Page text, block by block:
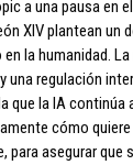
a una pausa en
XIV plantean un
la humanidad.
una regulación
que la IA continúa
cómo
para asegurar que